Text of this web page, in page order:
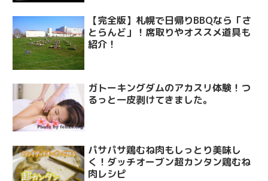
【完全版】札幌で日帰りBBQなら「さ
とらんど」！席取りやオススメ道具も
紹介！
ガトーキングダムのアカスリ体験！つ
るっと一皮剥けてきました。
パサパサ鶏むね肉もしっとり美味し
く！ダッチオーブン超カンタン鶏むね
肉レシピ